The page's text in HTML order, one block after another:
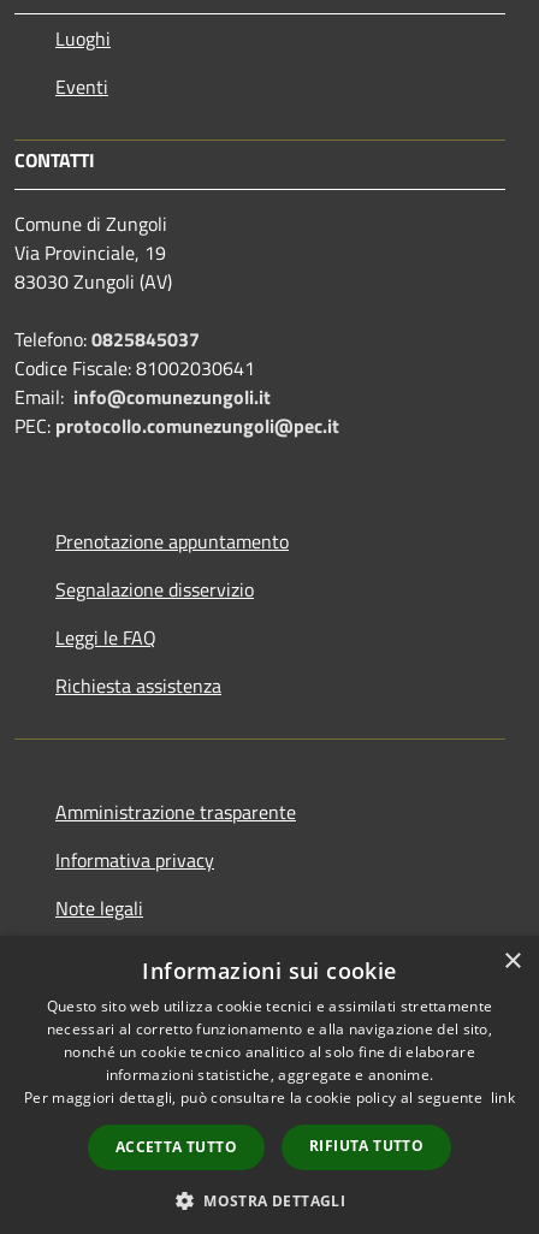
Luoghi
Eventi
CONTATTI
Comune di Zungoli
Via Provinciale, 19
83030 Zungoli (AV)
Telefono:0825845037
Codice Fiscale: 81002030641
Email: info@comunezungoli.it
PEC: protocollo.comunezungoli@pec.it
Prenotazione appuntamento
Segnalazione disservizio
Leggi le FAQ
Richiesta assistenza
Amministrazione trasparente
Informativa privacy
Note legali
Dichiarazione di accessibilità
Accessibilità
Copyright © 2026 • Comune di
Zungoli • Powered by
Municipium•
Accesso redazione
×
Informazioni sui cookie
Questo sito web utilizza cookie tecnici e assimilati strettamente
necessari al corretto funzionamento e alla navigazione del sito,
nonché un cookie tecnico analitico al solo fine di elaborare
informazioni statistiche, aggregate e anonime.
Per maggiori dettagli, può consultare la cookie policy al seguente link
ACCETTA TUTTO RIFIUTA TUTTO
MOSTRA DETTAGLI